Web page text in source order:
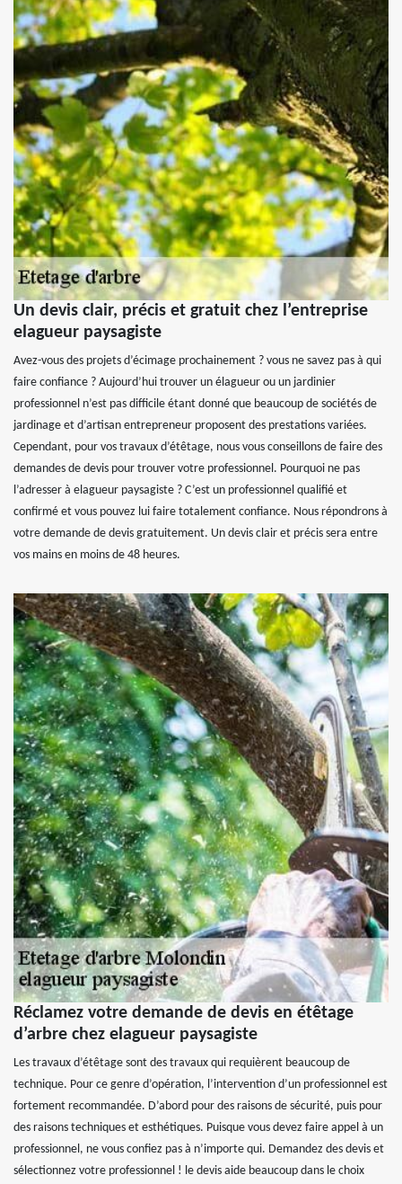
Un devis clair, précis et gratuit chez l’entreprise
elagueur paysagiste
Avez-vous des projets d’écimage prochainement ? vous ne savez pas à qui
faire confiance ? Aujourd’hui trouver un élagueur ou un jardinier
professionnel n’est pas difficile étant donné que beaucoup de sociétés de
jardinage et d’artisan entrepreneur proposent des prestations variées.
Cependant, pour vos travaux d’étêtage, nous vous conseillons de faire des
demandes de devis pour trouver votre professionnel. Pourquoi ne pas
l’adresser à elagueur paysagiste ? C’est un professionnel qualifié et
confirmé et vous pouvez lui faire totalement confiance. Nous répondrons à
votre demande de devis gratuitement. Un devis clair et précis sera entre
vos mains en moins de 48 heures.
Réclamez votre demande de devis en étêtage
d’arbre chez elagueur paysagiste
Les travaux d’étêtage sont des travaux qui requièrent beaucoup de
technique. Pour ce genre d’opération, l’intervention d’un professionnel est
fortement recommandée. D’abord pour des raisons de sécurité, puis pour
des raisons techniques et esthétiques. Puisque vous devez faire appel à un
professionnel, ne vous confiez pas à n’importe qui. Demandez des devis et
sélectionnez votre professionnel ! le devis aide beaucoup dans le choix